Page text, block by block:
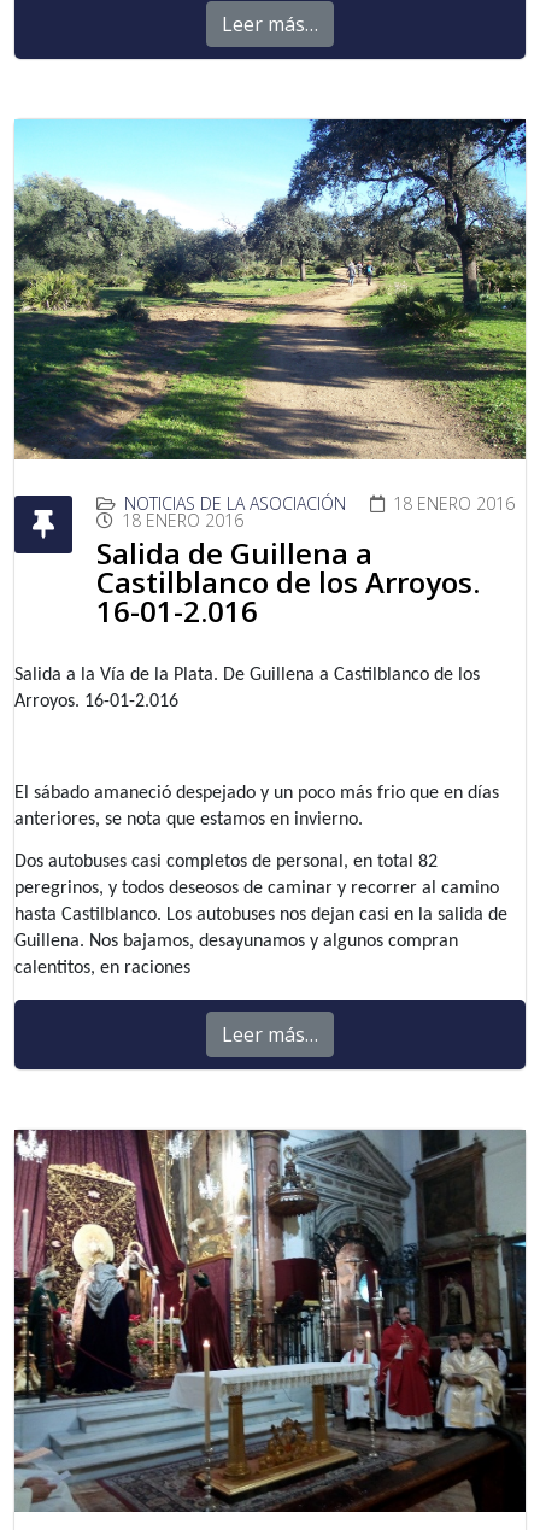
Leer más…
NOTICIAS DE LA ASOCIACIÓN 18 ENERO 2016
18 ENERO 2016
Salida de Guillena a
Castilblanco de los Arroyos.
16-01-2.016
Salida a la Vía de la Plata. De Guillena a Castilblanco de los
Arroyos. 16-01-2.016
El sábado amaneció despejado y un poco más frio que en días
anteriores, se nota que estamos en invierno.
Dos autobuses casi completos de personal, en total 82
peregrinos, y todos deseosos de caminar y recorrer al camino
hasta Castilblanco. Los autobuses nos dejan casi en la salida de
Guillena. Nos bajamos, desayunamos y algunos compran
calentitos, en raciones
Leer más…